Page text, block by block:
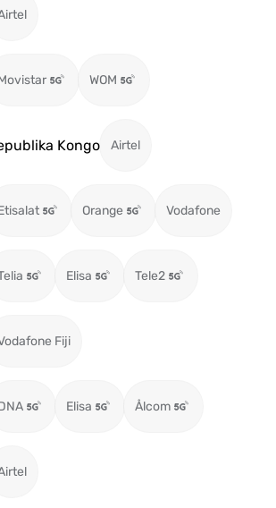
WOM
Kongo Airtel
Orange Vodafone
Elisa Tele2
Fiji
Elisa Ålcom